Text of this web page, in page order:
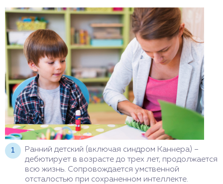
Ранний детский (включая синдром Каннера) –
дебютирует в возрасте до трех лет, продолжается
всю жизнь. Сопровождается умственной
отсталостью при сохраненном интеллекте.